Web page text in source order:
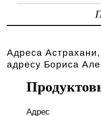
Адреса
адресу Бориса
Адрес